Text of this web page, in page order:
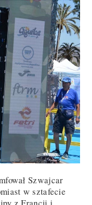
Szwajcar
w sztafecie